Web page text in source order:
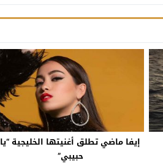
إيفا ماضي تطلق أغنيتها الخليجية “يا
حبيبي”